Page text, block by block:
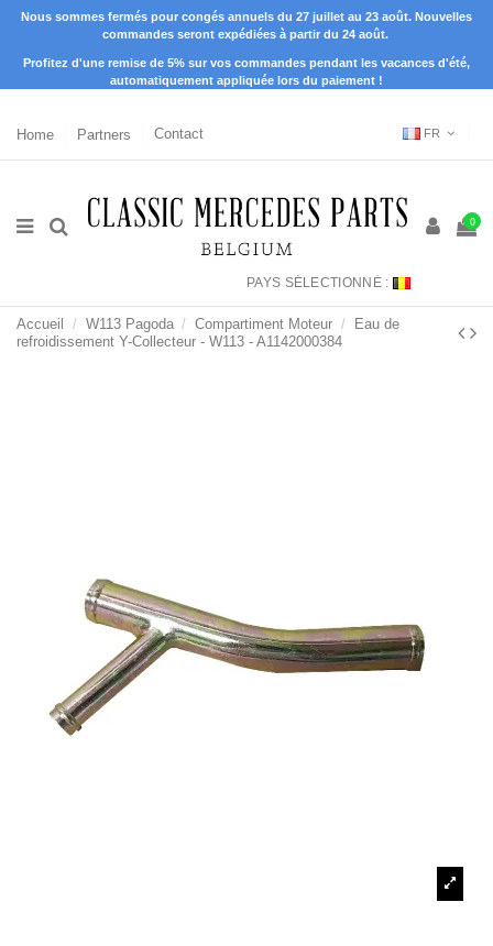
Nous sommes fermés pour congés annuels du 27 juillet au 23 août. Nouvelles
commandes seront expédiées à partir du 24 août.
Profitez d'une remise de 5% sur vos commandes pendant les vacances d'été,
automatiquement appliquée lors du paiement !
Home Partners Contact FR
0
PAYS SÉLECTIONNÉ :
Accueil W113 Pagoda Compartiment Moteur
Eau de
refroidissement Y-Collecteur - W113 - A1142000384